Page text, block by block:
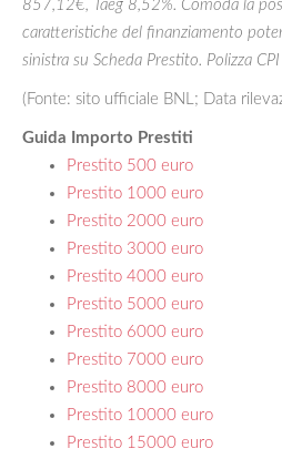
857,12€, Taeg 8,52%. Comoda la
caratteristiche del finanziamento
sinistra su Scheda Prestito. Polizza
(Fonte: sito ufficiale BNL; Data
Guida Importo Prestiti
Prestito 500 euro
Prestito 1000 euro
Prestito 2000 euro
Prestito 3000 euro
Prestito 4000 euro
Prestito 5000 euro
Prestito 6000 euro
Prestito 7000 euro
Prestito 8000 euro
Prestito 10000 euro
Prestito 15000 euro